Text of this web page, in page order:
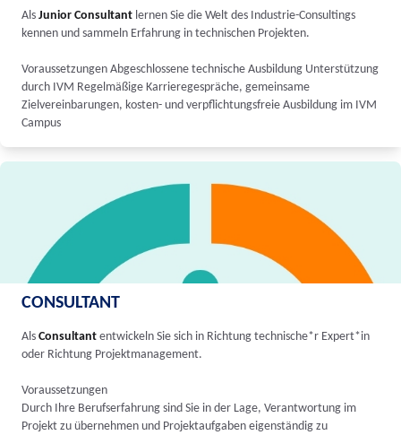
Als Junior Consultant lernen Sie die Welt des Industrie-Consultings
kennen und sammeln Erfahrung in technischen Projekten.
Voraussetzungen Abgeschlossene technische Ausbildung Unterstützung
durch IVM Regelmäßige Karrieregespräche, gemeinsame
Zielvereinbarungen, kosten- und verpflichtungsfreie Ausbildung im IVM
Campus
CONSULTANT
Als Consultant entwickeln Sie sich in Richtung technische*r Expert*in
oder Richtung Projektmanagement.
Voraussetzungen
Durch Ihre Berufserfahrung sind Sie in der Lage, Verantwortung im
Projekt zu übernehmen und Projektaufgaben eigenständig zu